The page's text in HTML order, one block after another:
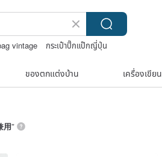
vintage
กระเป๋าปิ๊กแป๊กญี่ปุ่น
ของตกแต่งบ้าน เครื่องเขียน
用”